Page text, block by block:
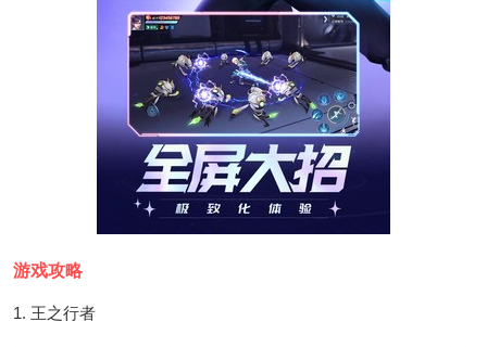
游戏攻略
1. 王之行者